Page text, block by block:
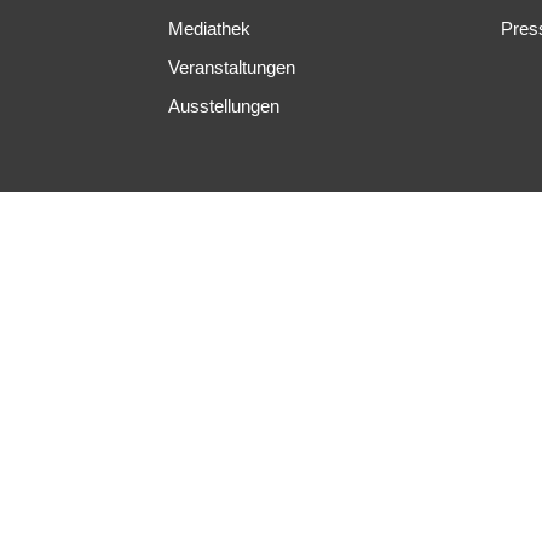
Mediathek
Veranstaltungen
Ausstellungen